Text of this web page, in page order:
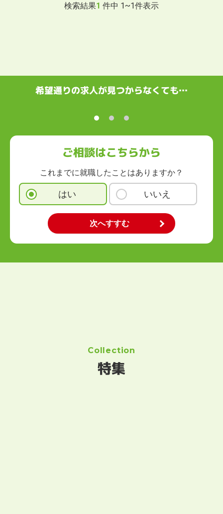
検索結果1 件中 1~1件表示
希望通りの求人が見つからなくても…
ご相談はこちらから
これまでに就職したことはありますか？
はい いいえ
Collection
特集